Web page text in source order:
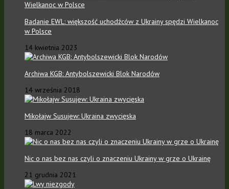
Badanie EWL: większość uchodźców z Ukrainy spędzi Wielkanoc
w Polsce
14 kwietnia 2023
Archiwa KGB: Antybolszewicki Blok Narodów
14 września 2018
Mikołajw Susujew: Ukraina zwycięska
18 marca 2022
Nic o nas bez nas czyli o znaczeniu Ukrainy w grze o Ukrainę
21 grudnia 2021